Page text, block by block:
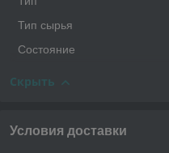
Тип сырья
Состояние
Скрыть
Условия доставки